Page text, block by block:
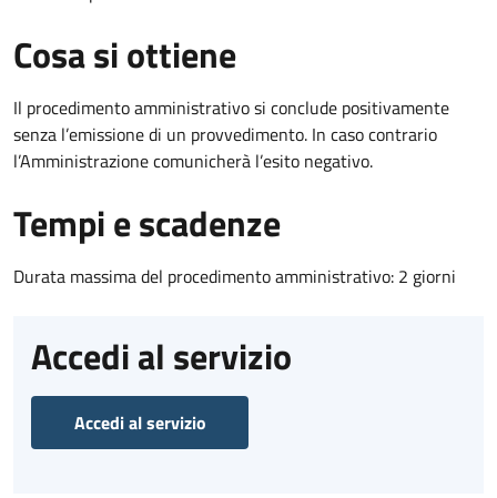
Cosa si ottiene
Il procedimento amministrativo si conclude positivamente
senza l’emissione di un provvedimento. In caso contrario
l’Amministrazione comunicherà l’esito negativo.
Tempi e scadenze
Durata massima del procedimento amministrativo: 2 giorni
Accedi al servizio
Accedi al servizio